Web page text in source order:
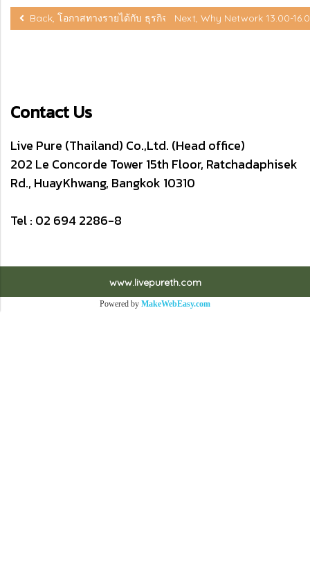
Back, โอกาสทางรายได้กับ ธุรกิจลิฟเพียว (OPP) 13.00-16.00 น.
Next, Why Network 13.00-
Contact Us
Live Pure (Thailand) Co.,Ltd. (Head office)
202 Le Concorde Tower 15th Floor, Ratchadaphisek
Rd., HuayKhwang, Bangkok 10310
Tel : 02 694 2286-8
www.livepureth.com
Powered by MakeWebEasy.com